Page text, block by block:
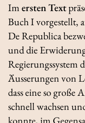
Imersten Text
Buch I vorgestellt,
De Republica
und die
Regierungssystem
Äusserungen von
dass eine so große
schnell wachsen